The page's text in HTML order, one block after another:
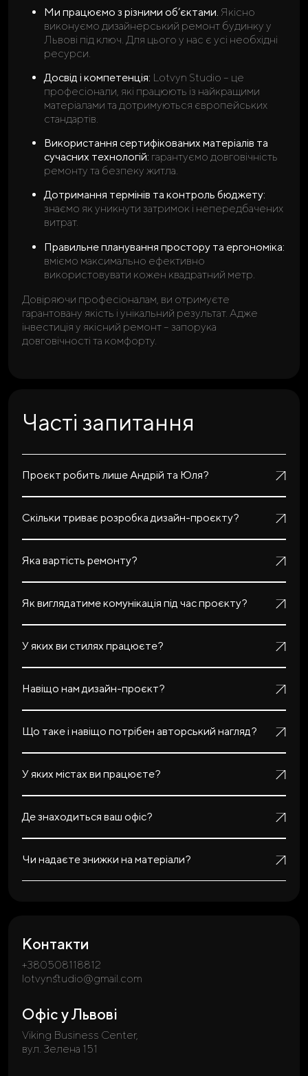
Ми працюємо з різними об’єктами. Якісно
виконуємо дизайнерський ремонт будинку у
Львові під ключ. Для цього у нас є усі необхідні
ресурси.
Досвід і компетенція: Lotvyn Studio – це
професіонали, які працюють із найкращими
матеріалами та дотримуються європейських
стандартів.
Використання сертифікованих матеріалів та
сучасних технологій: гарантуємо довговічність
ремонту та безпеку житла.
Дотримання термінів та контроль бюджету:
знаємо як уникнути затримок і непередбачених
витрат.
Правильне планування простору та ергономіка:
вміємо максимально ефективно
використовувати кожен квадратний метр.
Довіряючи професіоналам, ви отримуєте
гарантовану якість і унікальний результат. Адже
інвестиція у якісний ремонт – запорука
довговічності та комфорту.
Часті запитання
Проєкт робить лише Андрій та Юля?
Скільки триває розробка дизайн-проєкту?
Яка вартість ремонту?
Як виглядатиме комунікація під час проєкту?
У яких ви стилях працюєте?
Навіщо нам дизайн-проєкт?
Що таке і навіщо потрібен авторський нагляд?
У яких містах ви працюєте?
Де знаходиться ваш офіс?
Чи надаєте знижки на матеріали?
Контакти
+380508118812
lotvynstudio@gmail.com
Офіс у Львові
Viking Business Center,
вул. Зелена 151